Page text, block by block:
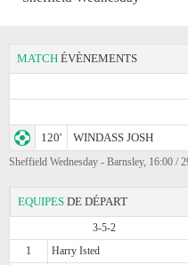
MATCH ÉVÈNEMENTS
120'
WINDASS JOSH
Sheffield Wednesday - Barnsley, 16:00 /
EQUIPES DE DÉPART
3-5-2
1
Harry Isted